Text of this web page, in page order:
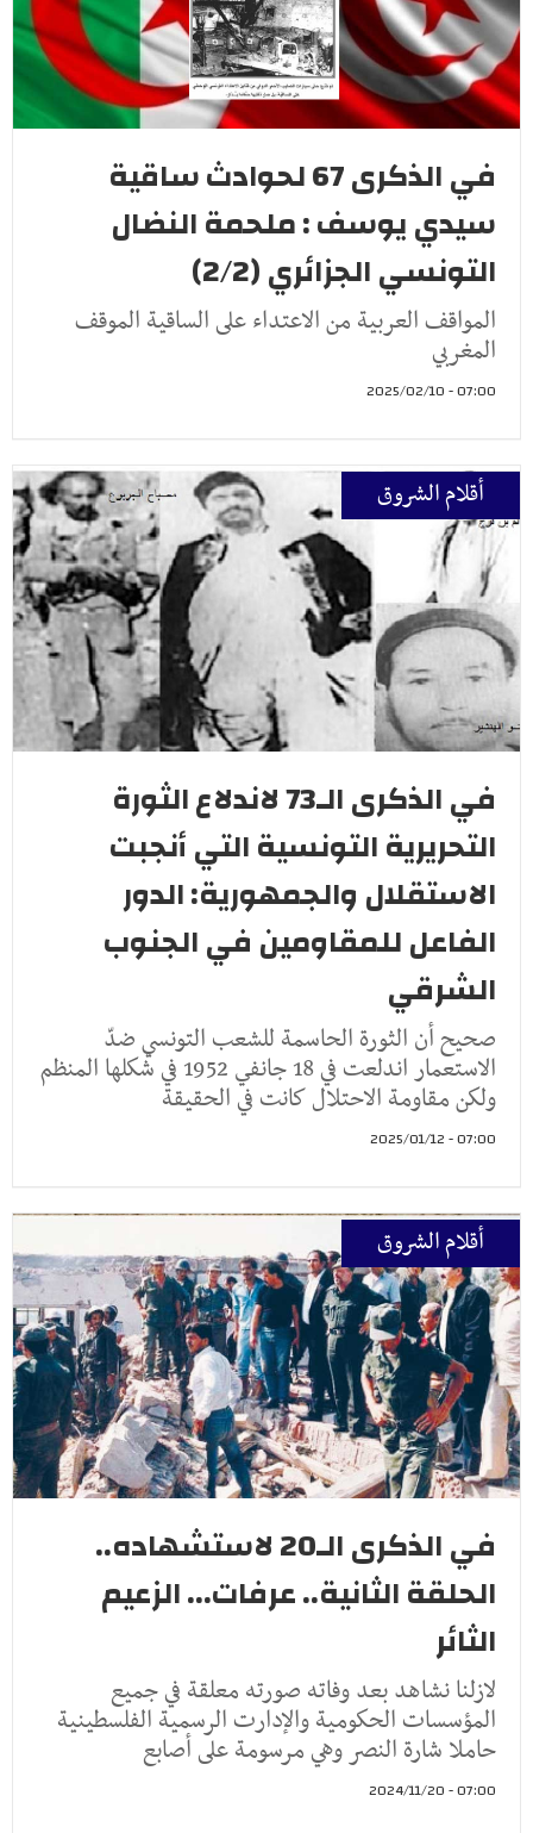
في الذكرى 67 لحوادث ساقية
سيدي يوسف : ملحمة النضال
التونسي الجزائري (2/2)
المواقف العربية من الاعتداء على الساقية الموقف
المغربي
07:00 - 2025/02/10
أقلام الشروق
في الذكرى الـ73 لاندلاع الثورة
التحريرية التونسية التي أنجبت
الاستقلال والجمهورية: الدور
الفاعل للمقاومين في الجنوب
الشرقي
صحيح أن الثورة الحاسمة للشعب التونسي ضدّ
الاستعمار اندلعت في 18 جانفي 1952 في شكلها المنظم
ولكن مقاومة الاحتلال كانت في الحقيقة
07:00 - 2025/01/12
أقلام الشروق
في الذكرى الـ20 لاستشهاده..
الحلقة الثانية.. عرفات... الزعيم
الثائر
لازلنا نشاهد بعد وفاته صورته معلقة في جميع
المؤسسات الحكومية والإدارت الرسمية الفلسطينية
حاملا شارة النصر وهي مرسومة على أصابع
07:00 - 2024/11/20